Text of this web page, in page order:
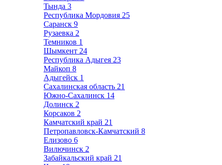
Тында 3
Республика Мордовия 25
Саранск 9
Рузаевка 2
Темников 1
Шымкент 24
Республика Адыгея 23
Майкоп 8
Адыгейск 1
Сахалинская область 21
Южно-Сахалинск 14
Долинск 2
Корсаков 2
Камчатский край 21
Петропавловск-Камчатский 8
Елизово 6
Вилючинск 2
Забайкальский край 21